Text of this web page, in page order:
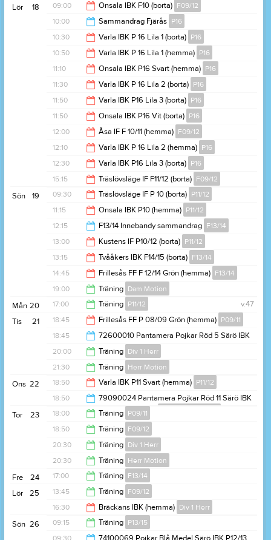
22:00
18:15
18
Lör 09:00 Onsala IBK F10 (borta) F09/12
09:45
10:00 Sammandrag Fjärås P16
13:05
10:30 Varla IBK P 16 Lila 1 (borta) P16
12:30
10:50 Varla IBK P 16 Lila 1 (hemma) P16
12:50
11:10 Onsala IBK P16 Svart (hemma) P16
13:10
11:30 Varla IBK P 16 Lila 2 (borta) P16
13:30
11:50 Varla IBK P16 Lila 3 (borta) P16
13:50
11:50 Onsala IBK P16 Vit (borta) P16
13:50
12:00 Åsa IF F 10/11 (hemma) F09/12
12:45
12:10 Varla IBK P 16 Lila 2 (hemma) P16
14:10
12:30 Varla IBK P16 Lila 3 (borta) P16
14:30
15:15 Träslövsläge IF F11/12 (borta) F09/12
16:00
19
Sön 09:30 Träslövsläge IF P 10 (borta) P11/12
11:30
11:15 Onsala IBK P10 (hemma) P11/12
13:15
12:15 F13/14 Innebandy sammandrag F13/14
16:00
13:00 Kustens IF P10/12 (borta) P11/12
15:00
13:15 Tvååkers IBK F14/15 (borta) F13/14
15:15
14:45 Frillesås FF F 12/14 Grön (hemma) F13/14
16:45
19:00 Träning Dam Motion
20:30
20
Mån v.47
17:00 Träning P11/12
18:30
21
Tis 18:45 Frillesås FF P 08/09 Grön (hemma) P09/11
20:45
18:45
72600010 Pantamera Pojkar Röd 5 Särö IBK
P08/10* Frillesås FF P 08/09 Grön
Föreningsdomare
20:15
20:00 Träning Div 1 Herr
21:30
21:30 Träning Herr Motion
22:30
22
Ons 18:50 Varla IBK P11 Svart (hemma) P11/12
20:50
18:50
79090024 Pantamera Pojkar Röd 11 Särö IBK
P11 Varla IBK P11 Svart
20:15
23
Tor 18:00 Träning P09/11
19:15
18:50 Träning F09/12
20:30
20:30 Träning Div 1 Herr
22:00
20:30 Träning Herr Motion
22:00
24
Fre 17:00 Träning F13/14
18:15
25
Lör 13:45 Träning F09/12
15:30
16:30 Bräckans IBK (hemma) Div 1 Herr
18:30
26
Sön 09:15 Träning P13/15